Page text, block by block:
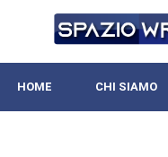
HOME CHI SIAMO